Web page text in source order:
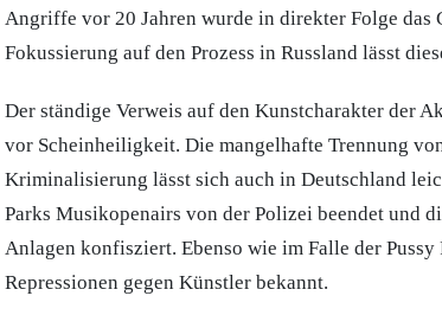
Angriffe vor 20 Jahren wurde in direkter Folge das
Fokussierung auf den Prozess in Russland lässt
Der ständige Verweis auf den Kunstcharakter der
vor Scheinheiligkeit. Die mangelhafte Trennung
Kriminalisierung lässt sich auch in Deutschland
Parks Musikopenairs von der Polizei beendet und
Anlagen konfisziert. Ebenso wie im Falle der
Repressionen gegen Künstler bekannt.